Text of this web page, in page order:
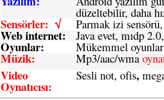
düzeltebilir, daha
Sensörler: √ Parmak izi
Web internet: Java evet, mıdp
Oyunlar: Mükemmel
Müzik: Mp3/aac/wma
Video
Oynatıcısı:
Sesli not, ofis,